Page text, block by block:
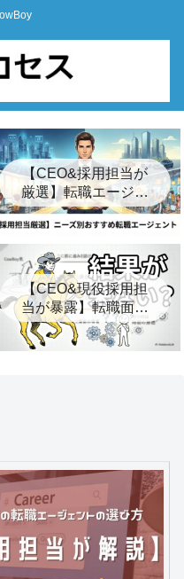
【CEO&採用担当が
厳選】転職エージェ
ントおすすめ24選&
裏事情【2026年最
【CEO&現役採用担
当が暴露】転職面接
の結果が遅い3つの裏
事情とは？【キー